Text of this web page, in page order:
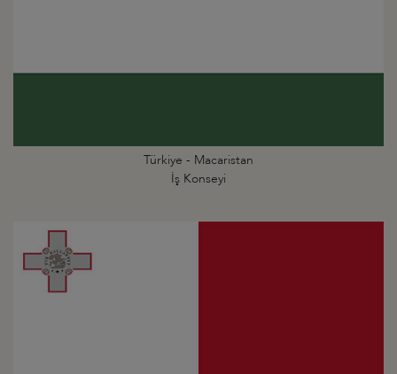
Türkiye - Macaristan
İş Konseyi